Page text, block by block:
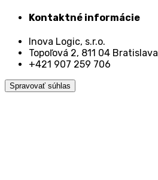
Kontaktné informácie
Inova Logic, s.r.o.
Topoľová 2, 811 04 Bratislava
+421 907 259 706
Spravovať súhlas